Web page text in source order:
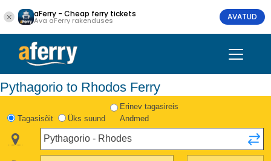
aFerry - Cheap ferry tickets
Ava aFerry rakenduses AVATUD
Pythagorio to Rhodos Ferry
Tagasisõit Üks suund
Erinev tagasireis
Andmed